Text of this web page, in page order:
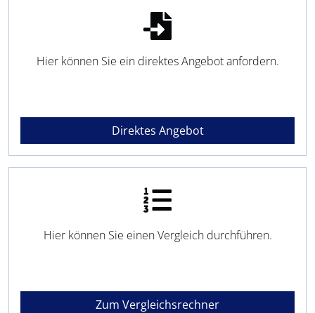
Hier können Sie ein direktes Angebot anfordern.
Direktes Angebot
Hier können Sie einen Vergleich durchführen.
Zum Vergleichsrechner